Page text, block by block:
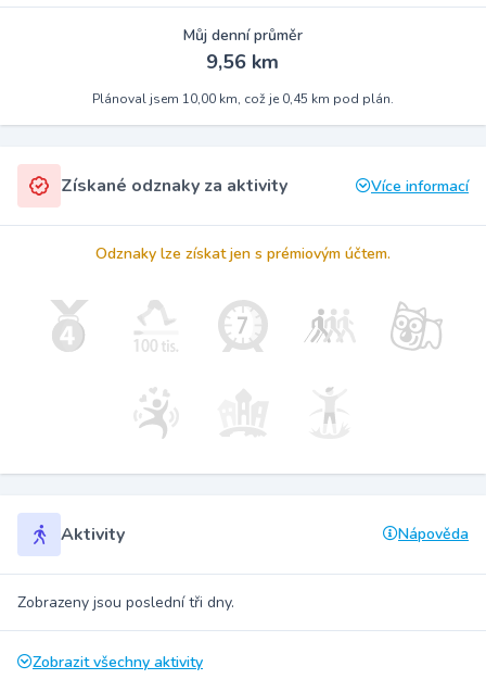
Můj denní průměr
9,56 km
Plánoval jsem 10,00 km, což je 0,45 km pod plán.
Získané odznaky za aktivity Více informací
Odznaky lze získat jen s prémiovým účtem.
Aktivity Nápověda
Zobrazeny jsou poslední tři dny.
Zobrazit všechny aktivity